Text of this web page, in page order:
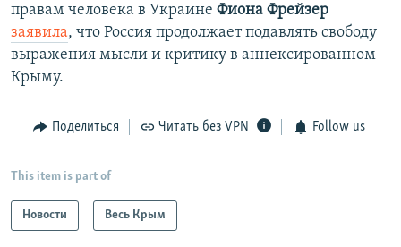
правам человека в Украине​ Фиона Фрейзер
заявила, что Россия продолжает подавлять свободу
выражения мысли и критику в аннексированном
Крыму.
Поделиться Читать без VPN Follow us
This item is part of
Новости Весь Крым